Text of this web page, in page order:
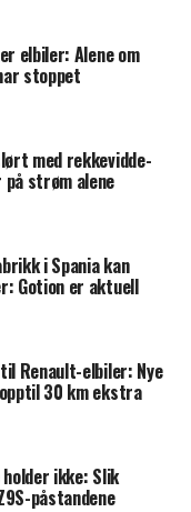
elbiler: Alene om
stoppet
med rekkevidde-
strøm alene
i Spania kan
Gotion er aktuell
Renault-elbiler: Nye
30 km ekstra
ikke: Slik
påstandene